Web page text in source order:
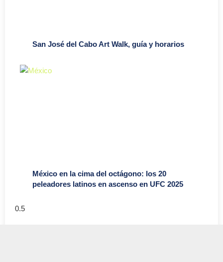
San José del Cabo Art Walk, guía y horarios
México en la cima del octágono: los 20
peleadores latinos en ascenso en UFC 2025